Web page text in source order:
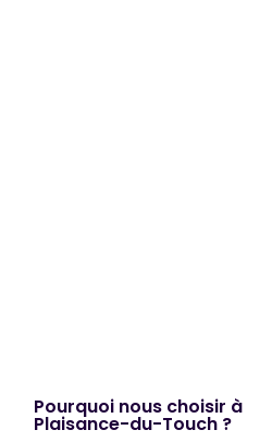
Pourquoi nous choisir à
Plaisance-du-Touch ?